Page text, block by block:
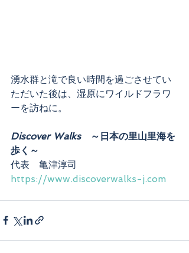
湧水群と滝で良い時間を過ごさせてい
ただいた後は、湿原にワイルドフラワ
ーを訪ねに。
Discover Walks
～日本の里山里海を
歩く～
代表　亀津淳司
https://www.discoverwalks-j.com